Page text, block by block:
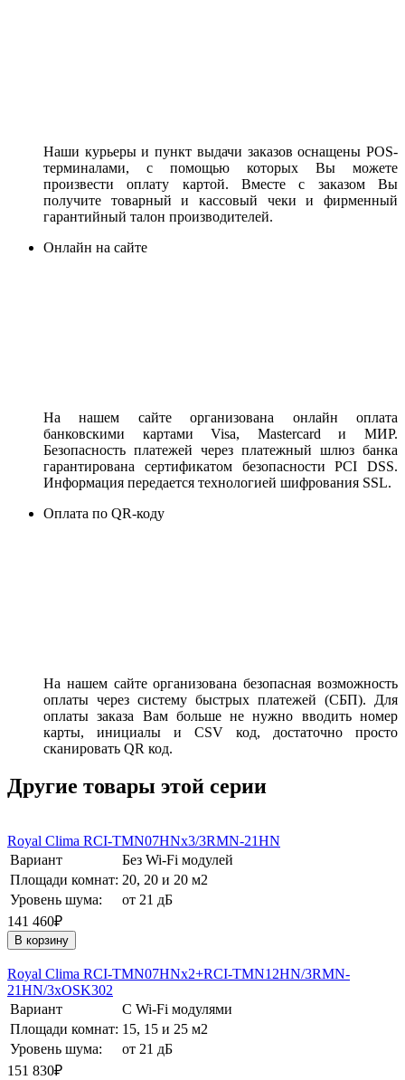
Наши курьеры и пункт выдачи заказов оснащены POS-
терминалами, с помощью которых Вы можете
произвести оплату картой. Вместе с заказом Вы
получите товарный и кассовый чеки и фирменный
гарантийный талон производителей.
Онлайн на сайте
На нашем сайте организована онлайн оплата
банковскими картами Visa, Mastercard и МИР.
Безопасность платежей через платежный шлюз банка
гарантирована сертификатом безопасности PCI DSS.
Информация передается технологией шифрования SSL.
Оплата по QR-коду
На нашем сайте организована безопасная возможность
оплаты через систему быстрых платежей (СБП). Для
оплаты заказа Вам больше не нужно вводить номер
карты, инициалы и CSV код, достаточно просто
сканировать QR код.
Другие товары этой серии
Royal Clima RCI-TMN07HNх3/3RMN-21HN
Вариант
Без Wi-Fi модулей
Площади комнат: 20, 20 и 20 м2
Уровень шума:
от 21 дБ
141 460₽
В корзину
Royal Clima RCI-TMN07HNх2+RCI-TMN12HN/3RMN-
21HN/3хOSK302
Вариант
С Wi-Fi модулями
Площади комнат: 15, 15 и 25 м2
Уровень шума:
от 21 дБ
151 830₽